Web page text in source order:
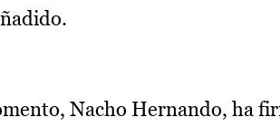
Nacho Hernando, ha